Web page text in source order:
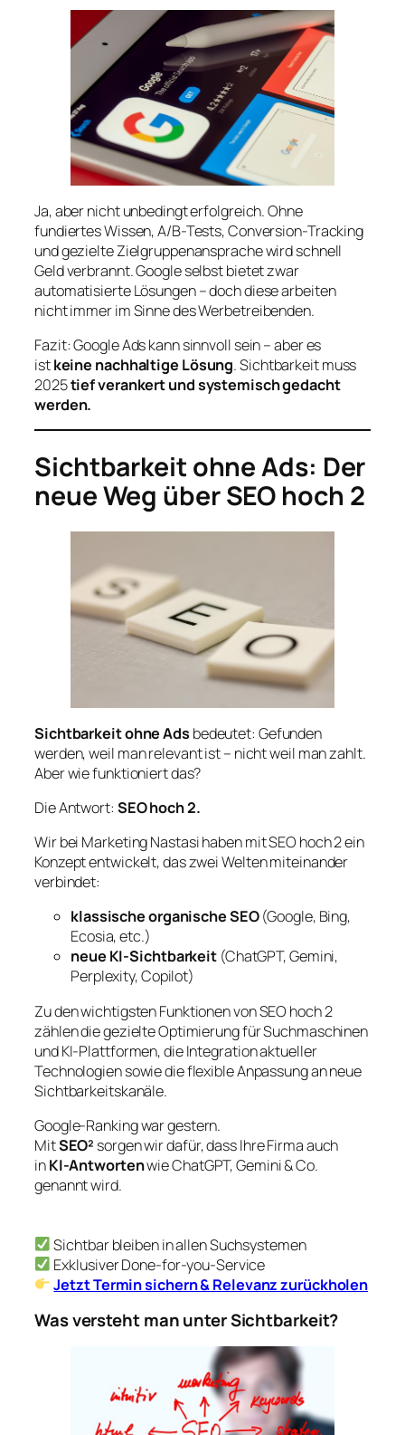
Ja, aber nicht unbedingt erfolgreich. Ohne
fundiertes Wissen, A/B-Tests, Conversion-Tracking
und gezielte Zielgruppenansprache wird schnell
Geld verbrannt. Google selbst bietet zwar
automatisierte Lösungen – doch diese arbeiten
nicht immer im Sinne des Werbetreibenden.
Fazit: Google Ads kann sinnvoll sein – aber es
istkeine nachhaltige Lösung. Sichtbarkeit muss
2025tief verankert und systemisch gedacht
werden.
Sichtbarkeit ohne Ads: Der
neue Weg über SEO hoch 2
Sichtbarkeit ohne Ads bedeutet: Gefunden
werden, weil man relevant ist – nicht weil man zahlt.
Aber wie funktioniert das?
Die Antwort: SEO hoch 2.
Wir bei Marketing Nastasi haben mit SEO hoch 2 ein
Konzept entwickelt, das zwei Welten miteinander
verbindet:
klassische organische SEO(Google, Bing,
Ecosia, etc.)
neue KI-Sichtbarkeit (ChatGPT, Gemini,
Perplexity, Copilot)
Zu den wichtigsten Funktionen von SEO hoch 2
zählen die gezielte Optimierung für Suchmaschinen
und KI-Plattformen, die Integration aktueller
Technologien sowie die flexible Anpassung an neue
Sichtbarkeitskanäle.
Google-Ranking war gestern.
MitSEO² sorgen wir dafür, dass Ihre Firma auch
inKI-Antwortenwie ChatGPT, Gemini & Co.
genannt wird.
Sichtbar bleiben in allen Suchsystemen
Exklusiver Done-for-you-Service
Jetzt Termin sichern & Relevanz zurückholen
Was versteht man unter Sichtbarkeit?